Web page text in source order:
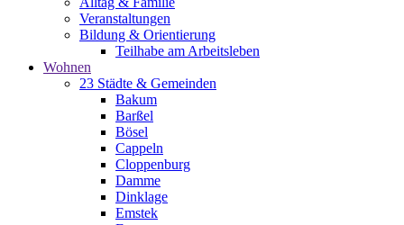
Veranstaltungen
Bildung & Orientierung
Teilhabe am Arbeitsleben
Wohnen
23 Städte & Gemeinden
Bakum
Barßel
Bösel
Cappeln
Cloppenburg
Damme
Dinklage
Emstek